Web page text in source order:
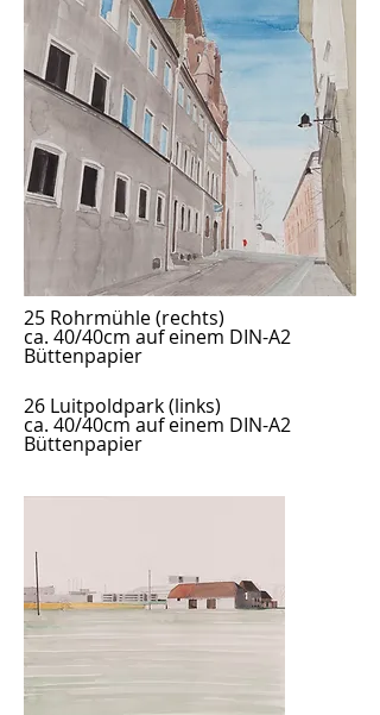
25 Rohrmühle (rechts)
ca. 40/40cm auf einem DIN-A2
Büttenpapier
26 Luitpoldpark(links)
ca. 40/40cm auf einem DIN-A2
Büttenpapier